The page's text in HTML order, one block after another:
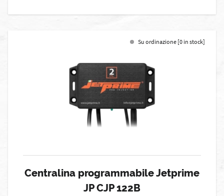
Su ordinazione [0 in stock]
Centralina programmabile Jetprime
JP CJP 122B